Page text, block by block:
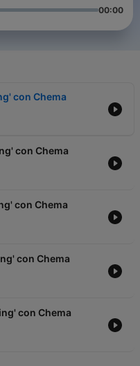
00:00
con Chema
con Chema
con Chema
con Chema
con Chema